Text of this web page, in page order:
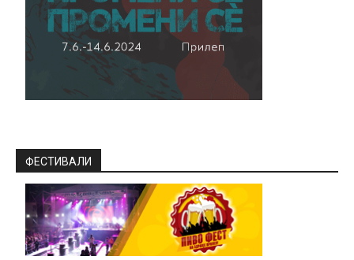
ФЕСТИВАЛИ